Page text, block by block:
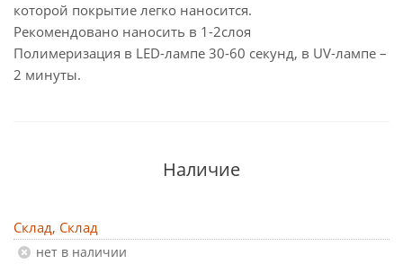
которой покрытие легко наносится.
Рекомендовано наносить в 1-2слоя
Полимеризация в LED-лампе 30-60 секунд, в UV-лампе –
2 минуты.
Наличие
Склад, Склад
Нет в наличии